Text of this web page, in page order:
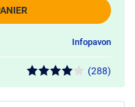
Infopavon
(288)